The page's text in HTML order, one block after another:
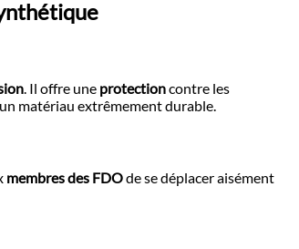
. Il offre une protectioncontre les
matériau extrêmement durable.
membres des FDOde se déplacer aisément